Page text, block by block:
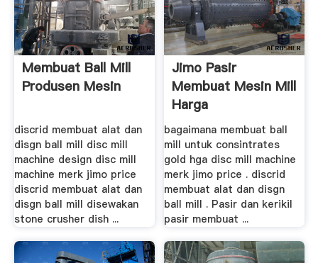
Membuat Ball Mill
Produsen Mesin
discrid membuat alat dan
disgn ball mill disc mill
machine design disc mill
machine merk jimo price
discrid membuat alat dan
disgn ball mill disewakan
stone crusher dish ...
Jimo Pasir
Membuat Mesin Mill
Harga
bagaimana membuat ball
mill untuk consintrates
gold hga disc mill machine
merk jimo price . discrid
membuat alat dan disgn
ball mill . Pasir dan kerikil
pasir membuat ...